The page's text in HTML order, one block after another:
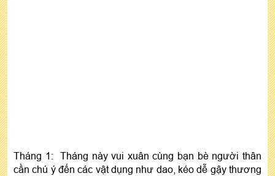
Tháng 1: Tháng này vui xuân cùng bạn bè người thân
cần chú ý đến các vật dụng như dao, kéo dễ gậy thương